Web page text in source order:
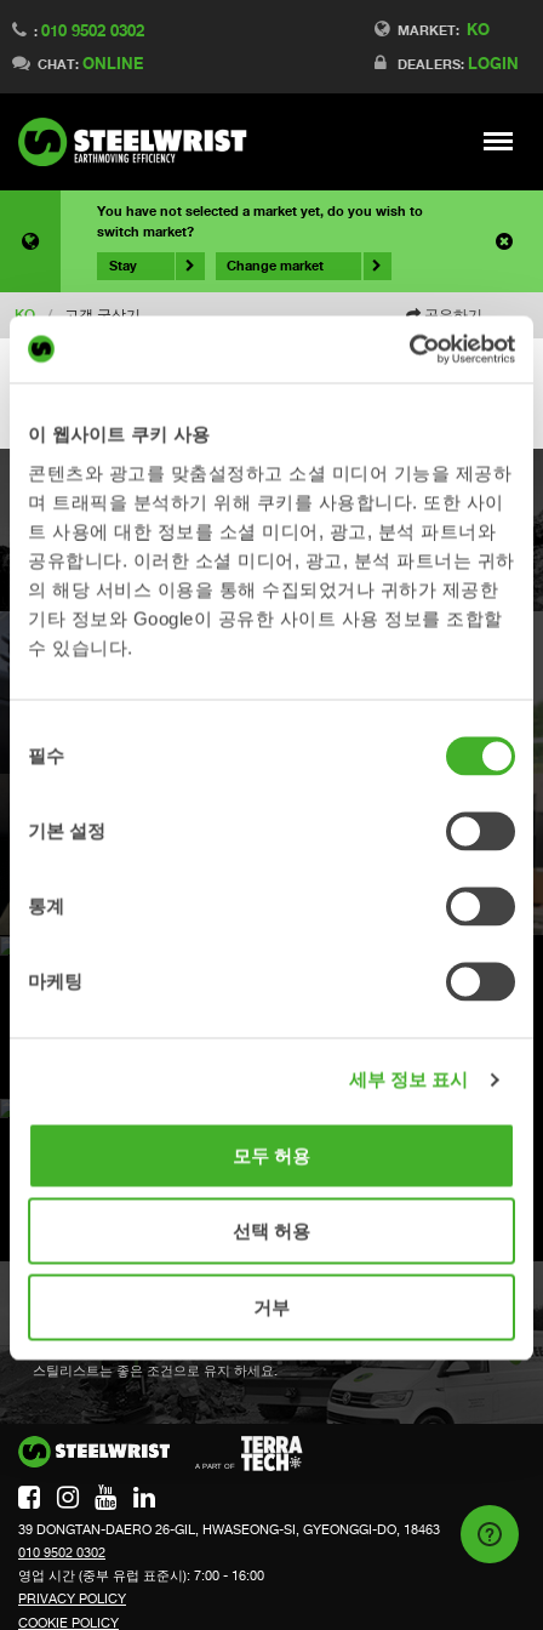
이 웹사이트 쿠키 사용
콘텐츠와 광고를 맞춤설정하고 소셜 미디어 기능을 제공하
며 트래픽을 분석하기 위해 쿠키를 사용합니다. 또한 사이
트 사용에 대한 정보를 소셜 미디어, 광고, 분석 파트너와
공유합니다. 이러한 소셜 미디어, 광고, 분석 파트너는 귀하
의 해당 서비스 이용을 통해 수집되었거나 귀하가 제공한
기타 정보와 Google이 공유한 사이트 사용 정보를 조합할
수 있습니다.
필수
기본 설정
통계
마케팅
세부 정보 표시
모두 허용
선택 허용
거부
MARKET: KO
DEALERS: LOGIN
: 010 9502 0302
CHAT: ONLINE
Meny
You have not selected a market yet, do you wish to
switch market?
Stay Change market
KO / 고객 굴삭기 공유하기
제품
제품사양을 보세요.
지원
제품등록
스틸리스트는 좋은 조건으로 유지 하세요.
39 DONGTAN-DAERO 26-GIL, HWASEONG-SI, GYEONGGI-DO, 18463
010 9502 0302
영업 시간 (중부 유럽 표준시): 7:00 - 16:00
PRIVACY POLICY
COOKIE POLICY